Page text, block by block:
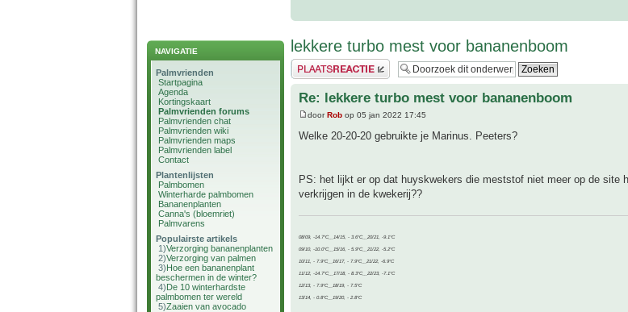
NAVIGATIE
Palmvrienden
Startpagina
Agenda
Kortingskaart
Palmvrienden forums
Palmvrienden chat
Palmvrienden wiki
Palmvrienden maps
Palmvrienden label
Contact
Plantenlijsten
Palmbomen
Winterharde palmbomen
Bananenplanten
Canna's (bloemriet)
Palmvarens
Populairste artikels
1)Verzorging bananenplanten
2)Verzorging van palmen
3)Hoe een bananenplant
beschermen in de winter?
4)De 10 winterhardste
palmbomen ter wereld
5)Zaaien van avocado
lekkere turbo mest voor bananenboom
Plaats een reactie
Re: lekkere turbo mest voor bananenboom
doorRob op 05 jan 2022 17:45
Welke 20-20-20 gebruikte je Marinus. Peeters?
PS: het lijkt er op dat huyskwekers die meststof niet meer op de site
verkrijgen in de kwekerij??
08/09, -14.7°C__14/15, - 3.6°C__20/21, -9.1°C
09/10, -10.0°C__15/16, - 5.9°C__21/22, -5.2°C
10/11, - 7.9°C__16/17, - 7.9°C__21/22, -6.9°C
11/12, -14.7°C__17/18, - 8.3°C__22/23, -7.1°C
12/13, - 7.9°C__18/19, - 7.5°C
13/14, - 0.8°C__19/20, - 2.8°C